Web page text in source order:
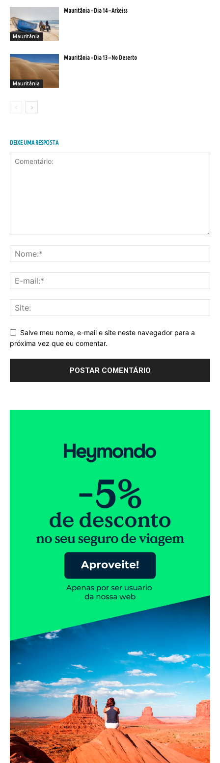
Mauritânia
Mauritânia – Dia 14 – Arkeiss
Mauritânia
Mauritânia – Dia 13 – No Deserto
DEIXE UMA RESPOSTA
Salve meu nome, e-mail e site neste navegador para a
próxima vez que eu comentar.